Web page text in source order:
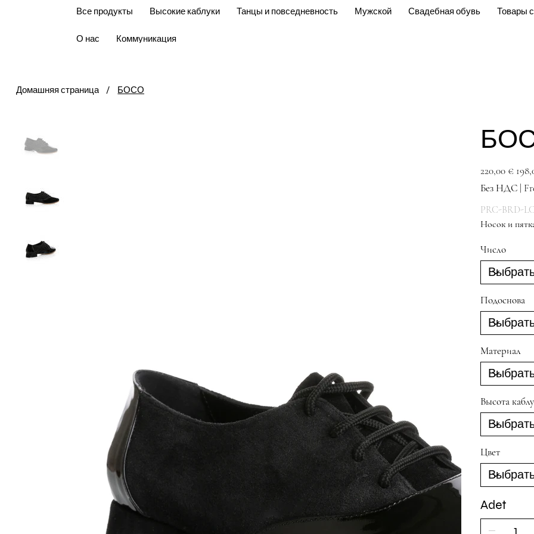
Все продукты Высокие каблуки Танцы и повседневность Мужской Свадебная обувь Товары
О нас Коммуникация
Домашняя страница / БОСО
Первоначальная
цена
220,00 €
Без НДС |
PRC-BRD-
Носок и
Число
Подоснова
Материал
Высота
Цвет
Adet